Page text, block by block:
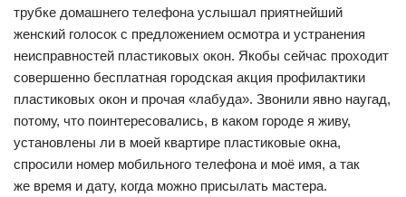
трубке домашнего телефона услышал приятнейший
женский голосок с предложением осмотра и устранения
неисправностей пластиковых окон. Якобы сейчас проходит
совершенно бесплатная городская акция профилактики
пластиковых окон и прочая «лабуда». Звонили явно наугад,
потому, что поинтересовались, в каком городе я живу,
установлены ли в моей квартире пластиковые окна,
спросили номер мобильного телефона и моё имя, а так
же время и дату, когда можно присылать мастера.